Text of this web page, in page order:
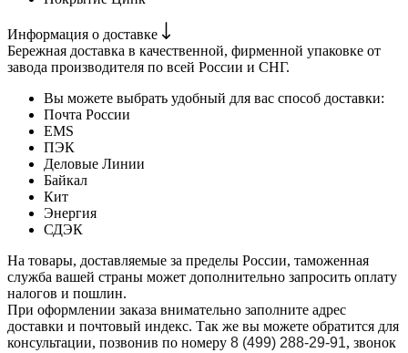
Информация о доставке
Бережная доставка в качественной, фирменной упаковке от
завода производителя по всей России и СНГ.
Вы можете выбрать удобный для вас способ доставки:
Почта России
EMS
ПЭК
Деловые Линии
Байкал
Кит
Энергия
СДЭК
На товары, доставляемые за пределы России, таможенная
служба вашей страны может дополнительно запросить оплату
налогов и пошлин.
При оформлении заказа внимательно заполните адрес
доставки и почтовый индекс. Так же вы можете обратится для
консультации, позвонив по номеру 8 (499) 288-29-91, звонок